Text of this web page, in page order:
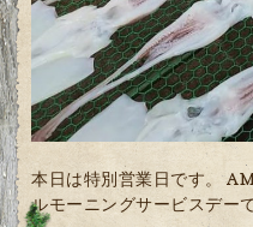
本日は特別営業日です。
ルモーニングサービスデー